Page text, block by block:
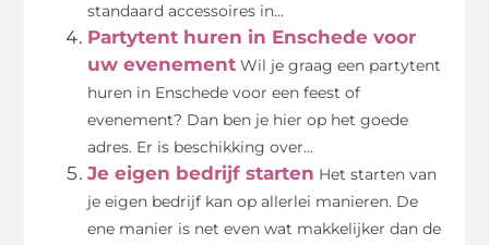
standaard accessoires in...
Partytent huren in Enschede voor
uw evenement Wil je graag een partytent
huren in Enschede voor een feest of
evenement? Dan ben je hier op het goede
adres. Er is beschikking over...
Je eigen bedrijf starten Het starten van
je eigen bedrijf kan op allerlei manieren. De
ene manier is net even wat makkelijker dan de